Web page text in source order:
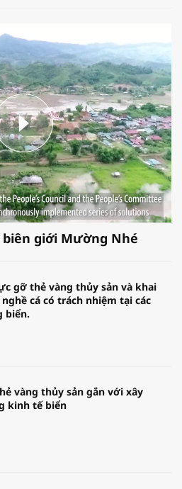
giới Mường Nhé
gỡ thẻ vàng thủy sản và khai
cá có trách nhiệm tại các
biển.
vàng thủy sản gắn với xây
kinh tế biển